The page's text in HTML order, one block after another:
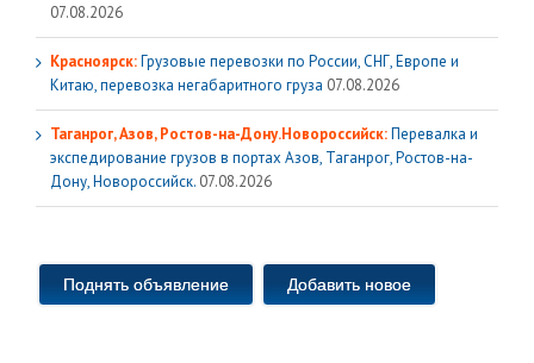
07.08.2026
Красноярск:Грузовые перевозки по России, СНГ, Европе и
Китаю, перевозка негабаритного груза 07.08.2026
Таганрог, Азов, Ростов-на-Дону.Новороссийск:Перевалка и
экспедирование грузов в портах Азов, Таганрог, Ростов-на-
Дону, Новороссийск. 07.08.2026
Поднять объявление Добавить новое